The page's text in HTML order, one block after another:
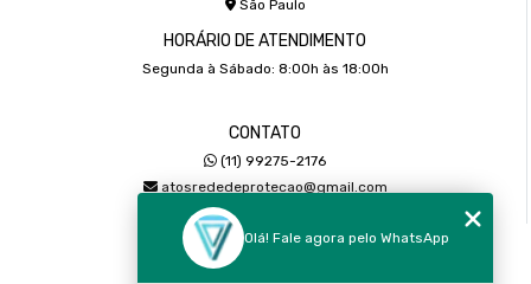
São Paulo
HORÁRIO DE ATENDIMENTO
Segunda à Sábado: 8:00h às 18:00h
CONTATO
(11) 99275-2176
atosrededeprotecao@gmail.com
Olá! Fale agora pelo WhatsApp